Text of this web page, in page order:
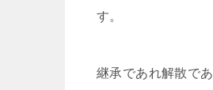
す。
継承であれ解散で